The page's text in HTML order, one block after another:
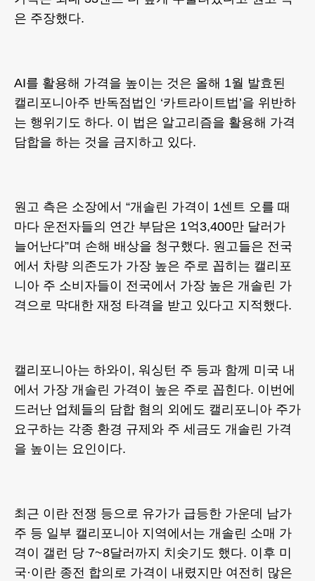
은 주장했다.
AI를 활용해 가격을 높이는 것은 올해 1월 발효된
캘리포니아주 반독점법인 ‘카트라이트법’을 위반하
는 행위기도 하다. 이 법은 알고리즘을 활용해 가격
담합을 하는 것을 금지하고 있다.
원고 측은 소장에서 “개솔린 가격이 1센트 오를 때
마다 운전자들의 연간 부담은 1억3,400만 달러가
늘어난다”며 손해 배상을 청구했다. 원고들은 전국
에서 차량 의존도가 가장 높은 주로 꼽히는 캘리포
니아 주 소비자들이 전국에서 가장 높은 개솔린 가
격으로 막대한 재정 타격을 받고 있다고 지적했다.
캘리포니아는 하와이, 워싱턴 주 등과 함께 미국 내
에서 가장 개솔린 가격이 높은 주로 꼽힌다. 이번에
드러난 업체들의 담합 혐의 외에도 캘리포니아 주가
요구하는 각종 환경 규제와 주 세금도 개솔린 가격
을 높이는 요인이다.
최근 이란 전쟁 등으로 유가가 급등한 가운데 남가
주 등 일부 캘리포니아 지역에서는 개솔린 소매 가
격이 갤런 당 7~8달러까지 치솟기도 했다. 이후 미
국·이란 종전 합의로 가격이 내렸지만 여전히 많은